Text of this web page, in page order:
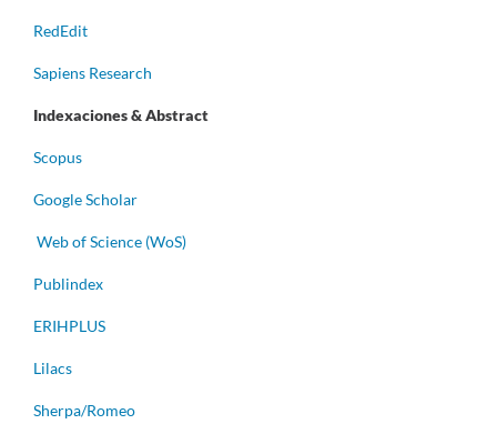
RedEdit
Sapiens Research
Indexaciones & Abstract
Scopus
Google Scholar
Web of Science (WoS)
Publindex
ERIHPLUS
Lilacs
Sherpa/Romeo